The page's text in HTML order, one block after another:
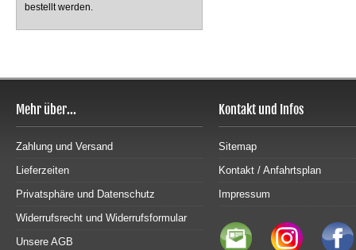
bestellt werden.
Mehr über...
Zahlung und Versand
Lieferzeiten
Privatsphäre und Datenschutz
Widerrufsrecht und Widerrufsformular
Unsere AGB
Kontakt und Infos
Sitemap
Kontakt / Anfahrtsplan
Impressum